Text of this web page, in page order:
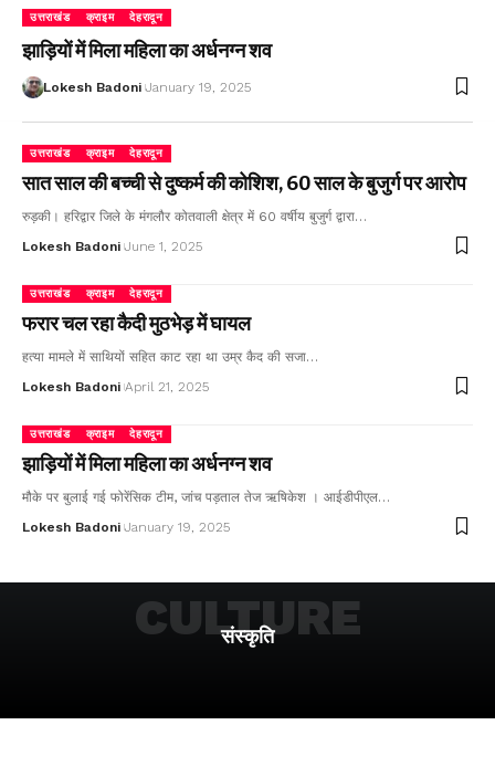
उत्तराखंड क्राइम देहरादून
झाड़ियों में मिला महिला का अर्धनग्न शव
Lokesh Badoni January 19, 2025
उत्तराखंड क्राइम देहरादून
सात साल की बच्ची से दुष्कर्म की कोशिश, 60 साल के बुजुर्ग पर आरोप
रुड़की। हरिद्वार जिले के मंगलौर कोतवाली क्षेत्र में 60 वर्षीय बुजुर्ग द्वारा…
Lokesh Badoni June 1, 2025
उत्तराखंड क्राइम देहरादून
फरार चल रहा कैदी मुठभेड़ में घायल
हत्या मामले में साथियों सहित काट रहा था उम्र कैद की सजा…
Lokesh Badoni April 21, 2025
उत्तराखंड क्राइम देहरादून
झाड़ियों में मिला महिला का अर्धनग्न शव
मौके पर बुलाई गई फोरेंसिक टीम, जांच पड़ताल तेज ऋषिकेश । आईडीपीएल…
Lokesh Badoni January 19, 2025
संस्कृति
CULTURE